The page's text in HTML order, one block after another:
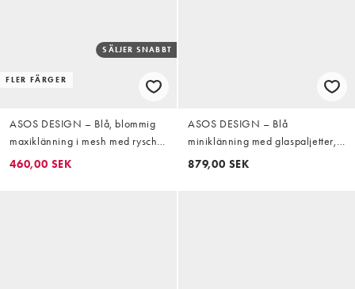
FLER FÄRGER
SÄLJER SNABBT
ASOS DESIGN – Blå, blommig
maxiklänning i mesh med rysch
och böljande ärmar
460,00 SEK
ASOS DESIGN – Blå
miniklänning med glaspaljetter,
pingvinärm och draperat liv
879,00 SEK